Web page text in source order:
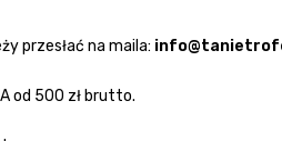
przesłać na maila:
od 500 zł brutto.